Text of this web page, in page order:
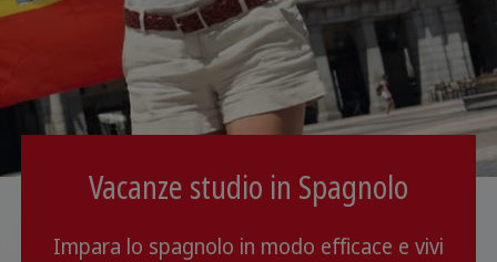
Vacanze studio in Spagnolo
Impara lo spagnolo in modo efficace e vivi